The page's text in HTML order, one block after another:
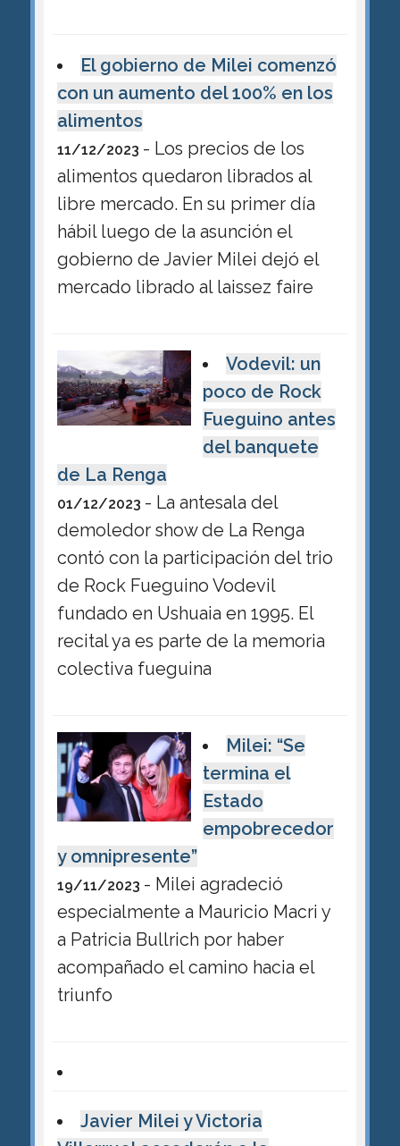
El gobierno de Milei comenzó
con un aumento del 100% en los
alimentos
11/12/2023 - Los precios de los
alimentos quedaron librados al
libre mercado. En su primer día
hábil luego de la asunción el
gobierno de Javier Milei dejó el
mercado librado al laissez faire
Vodevil: un
poco de Rock
Fueguino antes
del banquete
de La Renga
01/12/2023 - La antesala del
demoledor show de La Renga
contó con la participación del trio
de Rock Fueguino Vodevil
fundado en Ushuaia en 1995. El
recital ya es parte de la memoria
colectiva fueguina
Milei: “Se
termina el
Estado
empobrecedor
y omnipresente”
19/11/2023 - Milei agradeció
especialmente a Mauricio Macri y
a Patricia Bullrich por haber
acompañado el camino hacia el
triunfo
Javier Milei y Victoria